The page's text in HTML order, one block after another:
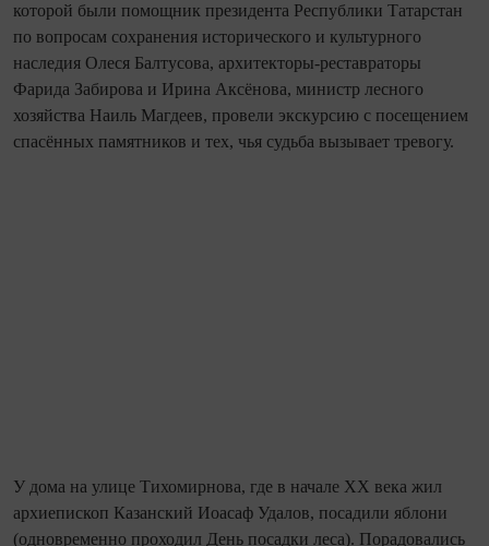
которой были помощник президента Республики Татарстан
по вопросам сохранения исторического и культурного
наследия Олеся Балтусова, архитекторы-реставраторы
Фарида Забирова и Ирина Аксёнова, министр лесного
хозяйства Наиль Магдеев, провели экскурсию с посещением
спасённых памятников и тех, чья судьба вызывает тревогу.
У дома на улице Тихомирнова, где в начале XX века жил
архиепископ Казанский Иоасаф Удалов, посадили яблони
(одновременно проходил День посадки леса). Порадовались